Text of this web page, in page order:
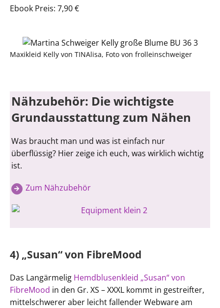
Ebook Preis: 7,90 €
Maxikleid Kelly von TINAlisa, Foto von frolleinschweiger
Nähzubehör: Die wichtigste
Grundausstattung zum Nähen
Was braucht man und was ist einfach nur
überflüssig? Hier zeige ich euch, was wirklich wichtig
ist.
Zum Nähzubehör
4) „Susan“ von FibreMood
Das Langärmelig Hemdblusenkleid „Susan“ von
FibreMood in den Gr. XS – XXXL kommt in gestreifter,
mittelschwerer aber leicht fallender Webware am